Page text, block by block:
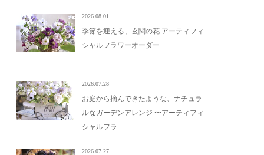
2026.08.01
季節を迎える、玄関の花 アーティフィ
シャルフラワーオーダー
2026.07.28
お庭から摘んできたような、ナチュラ
ルなガーデンアレンジ 〜アーティフィ
シャルフラ...
2026.07.27